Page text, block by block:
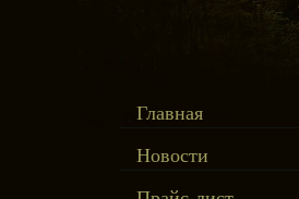
Главная
Новости